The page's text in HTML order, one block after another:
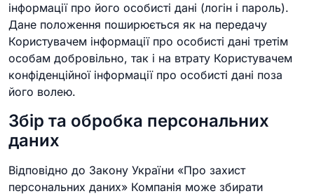
інформації про його особисті дані (логін і пароль).
Дане положення поширюється як на передачу
Користувачем інформації про особисті дані третім
особам добровільно, так і на втрату Користувачем
конфіденційної інформації про особисті дані поза
його волею.
Збір та обробка персональних
даних
Відповідно до Закону України «Про захист
персональних даних» Компанія може збирати